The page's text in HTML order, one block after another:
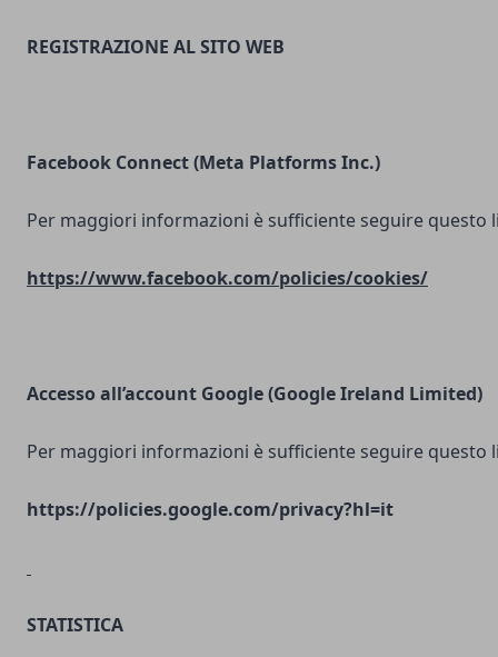
REGISTRAZIONE AL SITO WEB
Facebook Connect (Meta Platforms Inc.)
Per maggiori informazioni è sufficiente seguire questo
https://www.facebook.com/policies/cookies/
Accesso all’account Google (Google Ireland Limited)
Per maggiori informazioni è sufficiente seguire questo
https://policies.google.com/privacy?hl=it
STATISTICA